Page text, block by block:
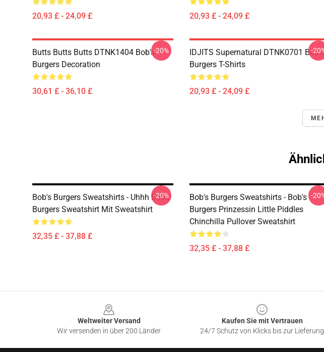
20,93 £ - 24,09 £ 20,93 £ - 24,09 £
Butts Butts Butts DTNK1404 Bob's
Burgers Decoration
30,61 £ - 36,10 £
-20%
IDJITS Supernatural DTNK0701 Bob's
Burgers T-Shirts
20,93 £ - 24,09 £
-
Bob's Burgers Sweatshirts - Uhhh Bob's
Burgers Sweatshirt Mit Sweatshirt
32,35 £ - 37,88 £
-20%
Bob's Burgers Sweatshirts - Bob's
Burgers Prinzessin Little Piddles
Chinchilla Pullover Sweatshirt
32,35 £ - 37,88 £
-
Weltweiter Versand
Wir versenden in über 200 Länder
Kaufen Sie mit Vertrauen
24/7 Schutz von Klicks bis zur Lieferung